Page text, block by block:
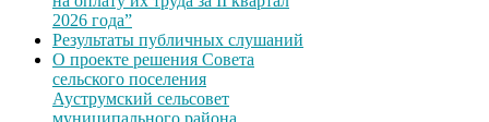
2026 года”
Результаты публичных слушаний
О проекте решения Совета
сельского поселения
Ауструмский сельсовет
муниципального района